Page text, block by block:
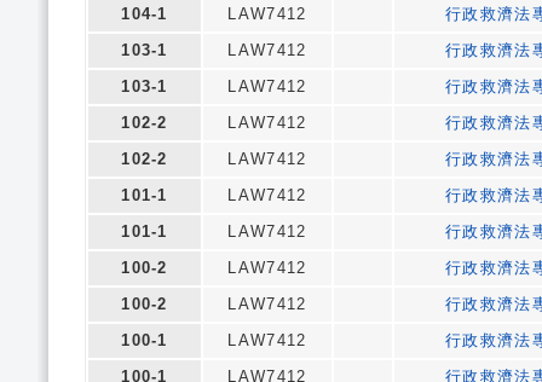
104-1
LAW7412
行政救濟法
103-1
LAW7412
行政救濟法
103-1
LAW7412
行政救濟法
102-2
LAW7412
行政救濟法
102-2
LAW7412
行政救濟法
101-1
LAW7412
行政救濟法
101-1
LAW7412
行政救濟法
100-2
LAW7412
行政救濟法
100-2
LAW7412
行政救濟法
100-1
LAW7412
行政救濟法
100-1
LAW7412 行政救濟法